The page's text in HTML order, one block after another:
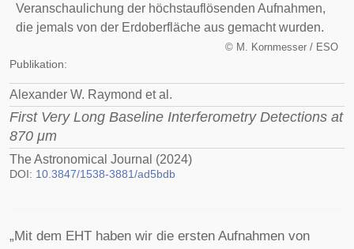
Veranschaulichung der höchstauflösenden Aufnahmen,
die jemals von der Erdoberfläche aus gemacht wurden.
© M. Kornmesser / ESO
Publikation:
Alexander W. Raymond et al.
First Very Long Baseline Interferometry Detections at
870 μm
The Astronomical Journal (2024)
DOI: 10.3847/1538-3881/ad5bdb
„Mit dem EHT haben wir die ersten Aufnahmen von